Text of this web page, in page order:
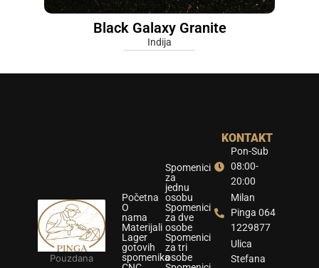
Black Galaxy Granite
Indija
Pouzdana
Početna
O
nama
Materijali
Lager
gotovih
spomenika
Spomenici
za
jednu
osobu
Spomenici
za dve
osobe
Spomenici
za tri
osobe
KONTAKT
Pon-Sub
08:00-
20:00
Milan
Pinga 064
1229877
Ulica
Stefana